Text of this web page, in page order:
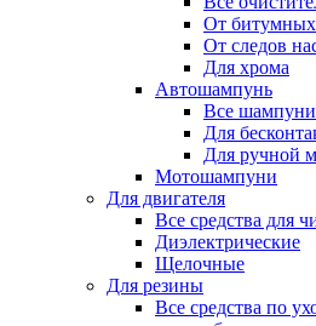
От битумных
От следов
Для хрома
Автошампунь
Все шампуни
Для
Для ручной
Мотошампуни
Для двигателя
Все средства для
Диэлектрические
Щелочные
Для резины
Все средства по